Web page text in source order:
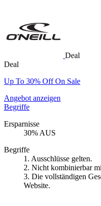
Deal
Deal
Up To 30% Off On Sale
Angebot anzeigen
Begriffe
Ersparnisse
30% AUS
Begriffe
1. Ausschlüsse gelten.
2. Nicht kombinierbar
3. Die vollständigen
Website.